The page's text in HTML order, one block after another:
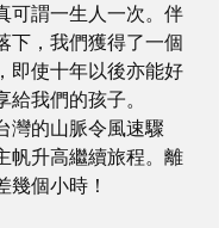
可謂一生人一次。伴
下，我們獲得了一個
即使十年以後亦能好
我們的孩子。
灣的山脈令風速驟
帆升高繼續旅程。離
幾個小時！